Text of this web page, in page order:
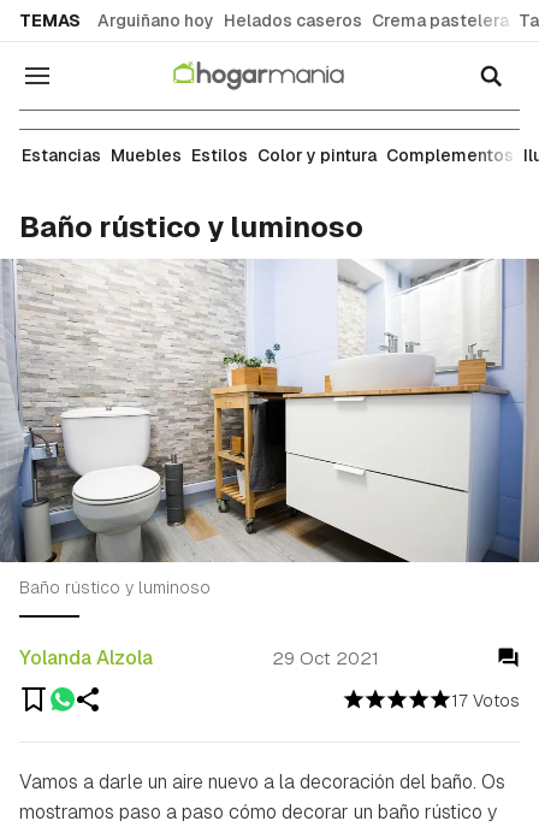
TEMAS Arguiñano hoy Helados caseros Crema pastelera
Navegación
Ideas para decorar cada estancia de tu casa:
Estancias Muebles Estilos Color y pintura Complementos
Baño rústico y luminoso
17 Votos
Yolanda Alzola 29 Oct 2021
Baño rústico y luminoso
Vamos a darle un aire nuevo a la decoración del baño. Os
mostramos paso a paso cómo decorar un baño rústico y